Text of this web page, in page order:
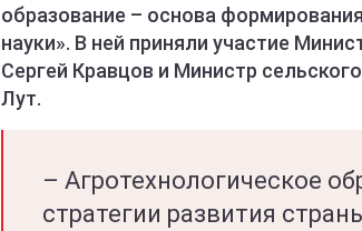
образование – основа
науки». В ней приняли участие
Сергей Кравцов и Министр
Лут.
– Агротехнологическое
стратегии развития